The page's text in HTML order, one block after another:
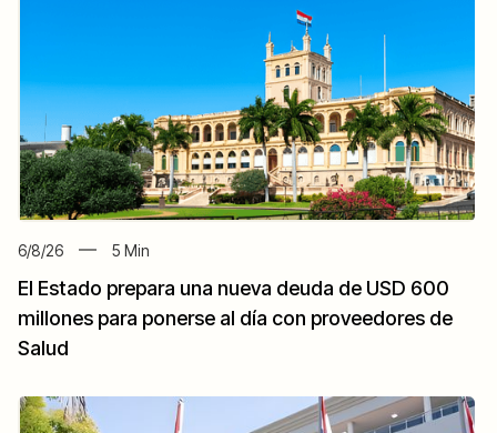
6/8/26 5 Min
El Estado prepara una nueva deuda de USD 600
millones para ponerse al día con proveedores de
Salud